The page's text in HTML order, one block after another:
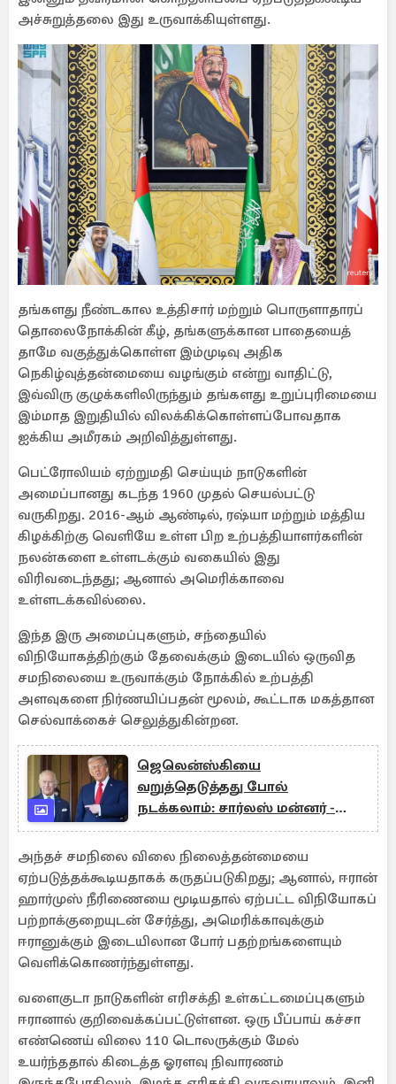
அச்சுறுத்தலை இது உருவாக்கியுள்ளது.
தங்களது நீண்டகால உத்திசார் மற்றும் பொருளாதாரப்
தொலைநோக்கின் கீழ், தங்களுக்கான பாதையைத்
தாமே வகுத்துக்கொள்ள இம்முடிவு அதிக
நெகிழ்வுத்தன்மையை வழங்கும் என்று வாதிட்டு,
இவ்விரு குழுக்களிலிருந்தும் தங்களது உறுப்புரிமையை
இம்மாத இறுதியில் விலக்கிக்கொள்ளப்போவதாக
ஐக்கிய அமீரகம் அறிவித்துள்ளது.
பெட்ரோலியம் ஏற்றுமதி செய்யும் நாடுகளின்
அமைப்பானது கடந்த 1960 முதல் செயல்பட்டு
வருகிறது. 2016-ஆம் ஆண்டில், ரஷ்யா மற்றும் மத்திய
கிழக்கிற்கு வெளியே உள்ள பிற உற்பத்தியாளர்களின்
நலன்களை உள்ளடக்கும் வகையில் இது
விரிவடைந்தது; ஆனால் அமெரிக்காவை
உள்ளடக்கவில்லை.
இந்த இரு அமைப்புகளும், சந்தையில்
விநியோகத்திற்கும் தேவைக்கும் இடையில் ஒருவித
சமநிலையை உருவாக்கும் நோக்கில் உற்பத்தி
அளவுகளை நிர்ணயிப்பதன் மூலம், கூட்டாக மகத்தான
செல்வாக்கைச் செலுத்துகின்றன.
ஜெலென்ஸ்கியை
வறுத்தெடுத்தது போல்
நடக்கலாம்: சார்லஸ் மன்னர் -
ட்ரம்ப் சந்திப்பில் எழுந்த அச்சம்
அந்தச் சமநிலை விலை நிலைத்தன்மையை
ஏற்படுத்தக்கூடியதாகக் கருதப்படுகிறது; ஆனால், ஈரான்
ஹார்முஸ் நீரிணையை மூடியதால் ஏற்பட்ட விநியோகப்
பற்றாக்குறையுடன் சேர்த்து, அமெரிக்காவுக்கும்
ஈரானுக்கும் இடையிலான போர் பதற்றங்களையும்
வெளிக்கொணர்ந்துள்ளது.
வளைகுடா நாடுகளின் எரிசக்தி உள்கட்டமைப்புகளும்
ஈரானால் குறிவைக்கப்பட்டுள்ளன. ஒரு பீப்பாய் கச்சா
எண்ணெய் விலை 110 டொலருக்கும் மேல்
உயர்ந்ததால் கிடைத்த ஓரளவு நிவாரணம்